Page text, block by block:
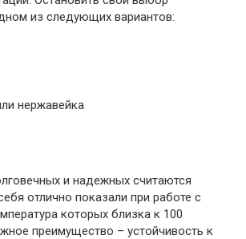
из следующих вариантов:
нержавейка
и надежных считаются
отлично показали при работе с
которых близка к 100
преимущество – устойчивость к